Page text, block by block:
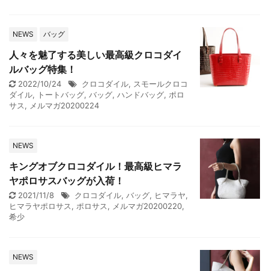
NEWS バッグ
人々を魅了する美しい最高級クロコダイ
ルバッグ特集！
2022/10/24 クロコダイル, スモールクロコ
ダイル, トートバッグ, バッグ, ハンドバッグ, ポロ
サス, メルマガ20200224
NEWS
キングオブクロコダイル！最高級ヒマラ
ヤポロサスバッグが入荷！
2021/11/8 クロコダイル, バッグ, ヒマラヤ,
ヒマラヤポロサス, ポロサス, メルマガ20200220,
希少
NEWS